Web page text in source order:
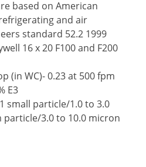
based on American
and air
standard 52.2 1999
16 x 20 F100 and F200
(in WC)- 0.23 at 500 fpm
E3
small particle/1.0 to 3.0
particle/3.0 to 10.0 micron